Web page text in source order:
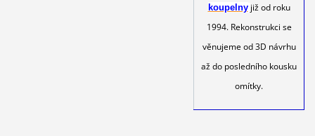
koupelny již od roku
1994. Rekonstrukci se
věnujeme od 3D návrhu
až do posledního kousku
omítky.